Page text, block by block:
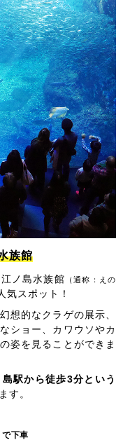
族館
ノ島水族館 （通称：えの
気スポット！
想的なクラゲの展示、
ショー、カワウソやカ
姿を見ることができま
駅から徒歩3分という
す。
で下車